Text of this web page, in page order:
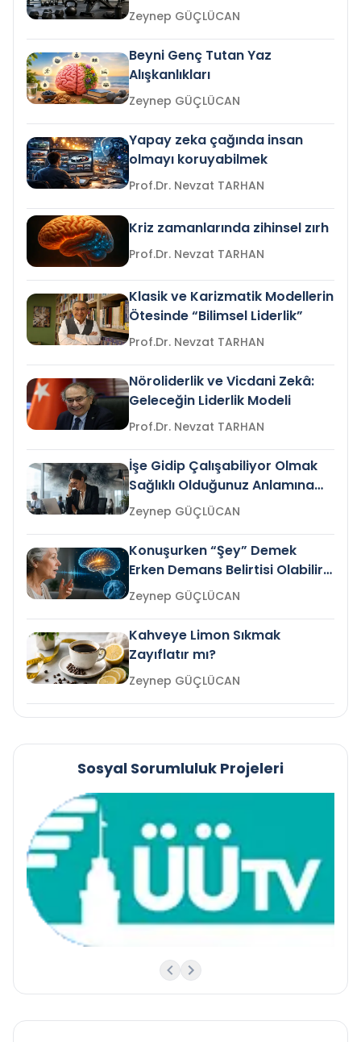
Zeynep GÜÇLÜCAN
Beyni Genç Tutan Yaz
Alışkanlıkları
Zeynep GÜÇLÜCAN
Yapay zeka çağında insan
olmayı koruyabilmek
Prof.Dr. Nevzat TARHAN
Kriz zamanlarında zihinsel zırh
Prof.Dr. Nevzat TARHAN
Klasik ve Karizmatik Modellerin
Ötesinde “Bilimsel Liderlik”
Prof.Dr. Nevzat TARHAN
Nöroliderlik ve Vicdani Zekâ:
Geleceğin Liderlik Modeli
Prof.Dr. Nevzat TARHAN
İşe Gidip Çalışabiliyor Olmak
Sağlıklı Olduğunuz Anlamına
Gelir mi?Zeynep GÜÇLÜCAN
Konuşurken “Şey” Demek
Erken Demans Belirtisi Olabilir
mi?
Zeynep GÜÇLÜCAN
Kahveye Limon Sıkmak
Zayıflatır mı?
Zeynep GÜÇLÜCAN
Sosyal Sorumluluk Projeleri